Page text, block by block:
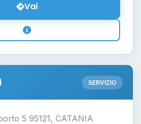
Vai
SERVIZIO
5 95121, CATANIA